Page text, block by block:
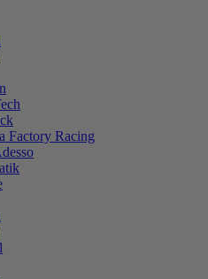
Factory Racing